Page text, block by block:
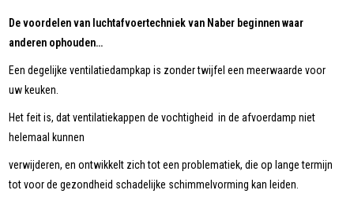
De voordelen van luchtafvoertechniek van Naber beginnen waar
anderen ophouden…
Een degelijke ventilatiedampkap is zonder twijfel een meerwaarde voor
uw keuken.
Het feit is, dat ventilatiekappen de vochtigheid in de afvoerdamp niet
helemaal kunnen
verwijderen, en ontwikkelt zich tot een problematiek, die op lange termijn
tot voor de gezondheid schadelijke schimmelvorming kan leiden.